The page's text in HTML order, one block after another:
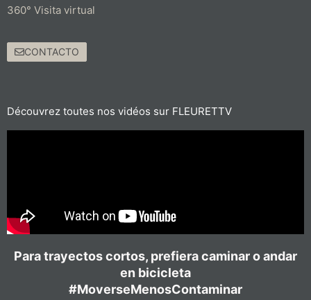
360° Visita virtual
CONTACTO
Découvrez toutes nos vidéos sur FLEURETTV
Para trayectos cortos, prefiera caminar o andar
en bicicleta
#MoverseMenosContaminar